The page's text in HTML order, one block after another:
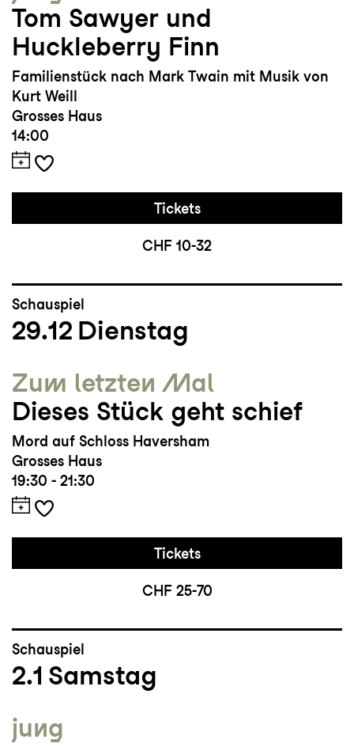
Tom Sawyer und
Huckleberry Finn
Familienstück nach Mark Twain mit Musik von
Kurt Weill
Grosses Haus
14:00
Tickets
CHF 10-32
Schauspiel
29.12 Dienstag
Zum letzten Mal
Dieses Stück geht schief
Mord auf Schloss Haversham
Grosses Haus
19:30 - 21:30
Tickets
CHF 25-70
Schauspiel
2.1 Samstag
jung